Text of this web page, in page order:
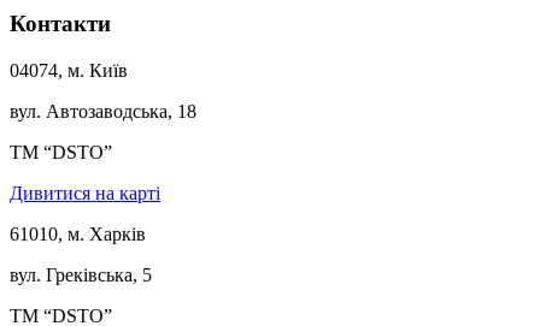
Контакти
04074, м. Київ
вул. Автозаводська, 18
ТМ “DSTO”
Дивитися на карті
61010, м. Харків
вул. Греківська, 5
ТМ “DSTO”